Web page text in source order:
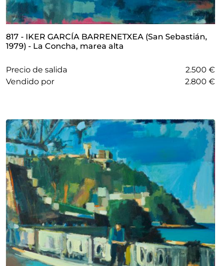
817 - IKER GARCÍA BARRENETXEA (San Sebastián,
1979) - La Concha, marea alta
Precio de salida
2.500 €
vendido por
2.800 €